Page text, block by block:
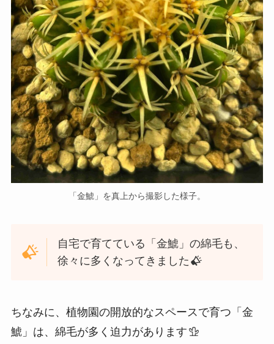
「金鯱」を真上から撮影した様子。
自宅で育てている「金鯱」の綿毛も、
徐々に多くなってきました
ちなみに、植物園の開放的なスペースで育つ「金
鯱」は、綿毛が多く迫力があります